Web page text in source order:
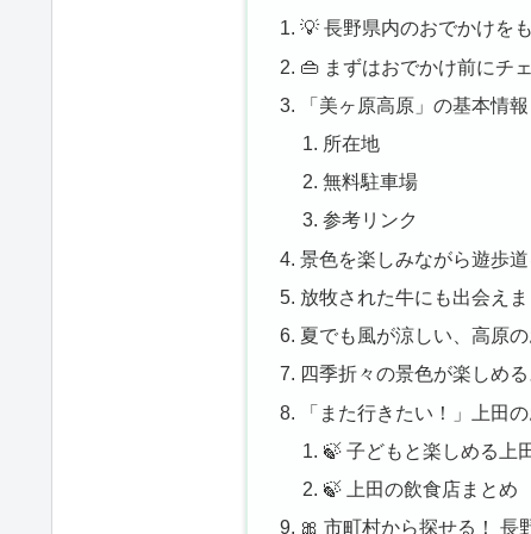
💡 長野県内のおでかけを
👜 まずはおでかけ前にチ
「美ヶ原高原」の基本情報
所在地
無料駐車場
参考リンク
景色を楽しみながら遊歩
放牧された牛にも出会えま
夏でも風が涼しい、高原
四季折々の景色が楽しめる
「また行きたい！」上田
🍃 子どもと楽しめる上
🍃 上田の飲食店まとめ
🎀 市町村から探せる！ 長